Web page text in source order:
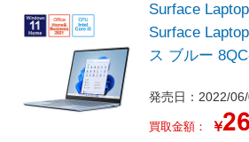
Surface
Surface
ス ブルー
発売日：2022/
買取金額： ￥